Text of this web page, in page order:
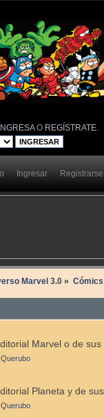
O REGÍSTRATE
Ingresar Registrarse
Marvel 3.0» Cómics
Marvel o de sus
Querubo
Planeta y de
Querubo